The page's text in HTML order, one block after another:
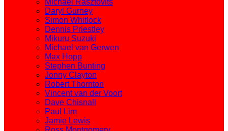
Michael Rasztovits
Daryl Gurney
Simon Whitlock
Dennis Priestley
Mikuru Suzuki
Michael van Gerwen
Max Hopp
Stephen Bunting
Jonny Clayton
Robert Thornton
Vincent van der Voort
Dave Chisnall
Paul Lim
Jamie Lewis